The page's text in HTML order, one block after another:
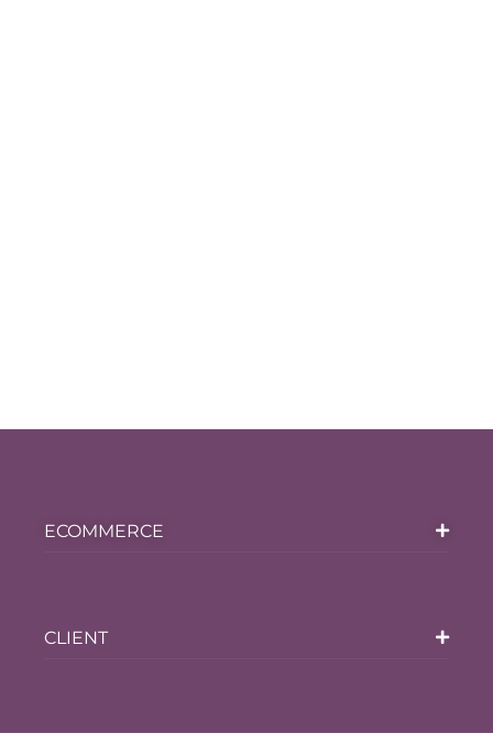
ECOMMERCE
CLIENT